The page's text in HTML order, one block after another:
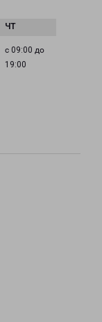
с 09:00 до
19:00